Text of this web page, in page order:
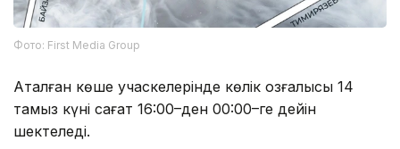
Фото: First Media Group
Аталған көше учаскелерінде көлік қозғалысы 14
тамыз күні сағат 16:00–ден 00:00–ге дейін
шектеледі.